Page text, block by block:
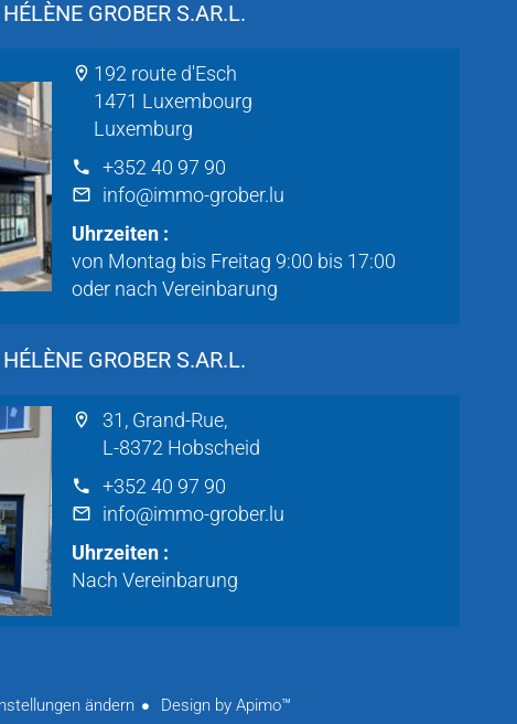
GROBER S.AR.L.
192 route d'Esch
1471 Luxembourg
Luxemburg
+352 40 97 90
info@immo-grober.lu
Uhrzeiten :
von Montag bis Freitag 9:00 bis 17:00
oder nach Vereinbarung
GROBER S.AR.L.
31, Grand-Rue,
L-8372 Hobscheid
+352 40 97 90
info@immo-grober.lu
Uhrzeiten :
Nach Vereinbarung
ändern Design by Apimo™